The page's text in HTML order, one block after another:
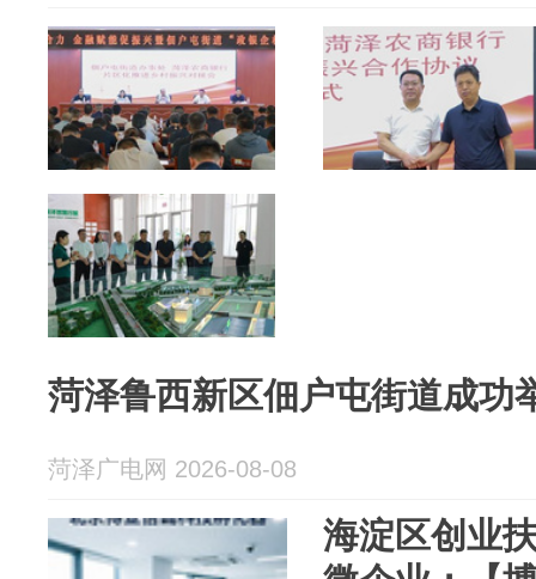
菏泽鲁西新区佃户屯街道成功
菏泽广电网 2026-08-08
海淀区创业